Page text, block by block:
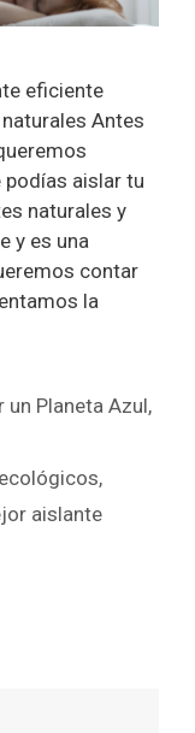
eficiente
Antes
podías aislar tu
naturales y
y es una
contar
la
un Planeta Azul,
,
aislante